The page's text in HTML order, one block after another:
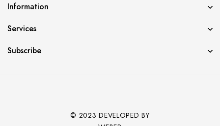
Information
Services
Subscribe
© 2023 DEVELOPED BY